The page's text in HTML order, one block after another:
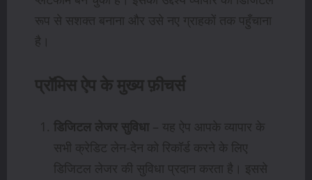
रूप से सशक्त बनाना और उसे नए ग्राहकों तक पहुँचाना
है।
प्रॉमिस ऐप के मुख्य फ़ीचर्स
डिजिटल लेजर सुविधा– यह ऐप आपके व्यापार के
सभी क्रेडिट लेन-देन को रिकॉर्ड करने के लिए
डिजिटल लेजर की सुविधा प्रदान करता है। इससे